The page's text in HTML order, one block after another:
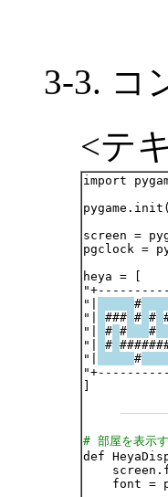
3-3. コ
<テ
import
screen =
pgclock =
heya = [
"|
#
"|
### # #
"|
# # #
"|
#
"|
#
# 部屋を表示す
def
font =